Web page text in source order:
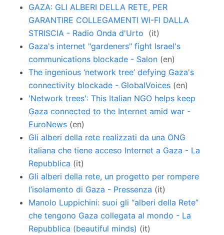
GAZA: GLI ALBERI DELLA RETE, PER
GARANTIRE COLLEGAMENTI WI-FI DALLA
STRISCIA - Radio Onda d'Urto (it)
Gaza's internet "gardeners" fight Israel's
communications blockade - Salon (en)
The ingenious ‘network tree’ defying Gaza's
connectivity blockade - GlobalVoices (en)
'Network trees': This Italian NGO helps keep
Gaza connected to the Internet amid war -
EuroNews (en)
Gli alberi della rete realizzati da una ONG
italiana che tiene acceso Internet a Gaza - La
Repubblica (it)
Gli alberi della rete, un progetto per rompere
l’isolamento di Gaza - Pressenza (it)
Manolo Luppichini: suoi gli “alberi della Rete”
che tengono Gaza collegata al mondo - La
Repubblica (beautiful minds) (it)